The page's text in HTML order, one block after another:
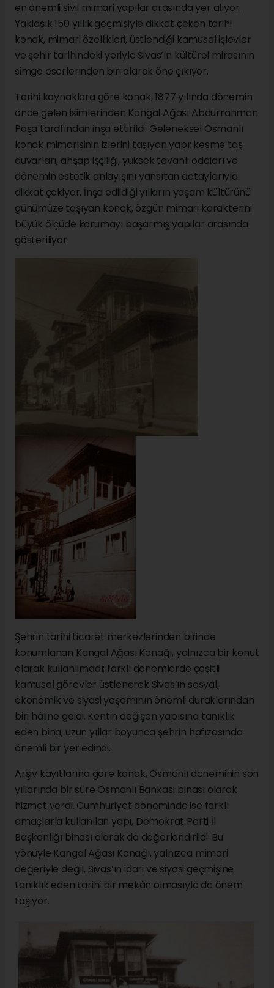
en önemli sivil mimari yapılar arasında yer alıyor.
Yaklaşık 150 yıllık geçmişiyle dikkat çeken tarihi
konak, mimari özellikleri, üstlendiği kamusal işlevler
ve şehir tarihindeki yeriyle Sivas’ın kültürel mirasının
simge eserlerinden biri olarak öne çıkıyor.
Tarihi kaynaklara göre konak, 1877 yılında dönemin
önde gelen isimlerinden Kangal Ağası Abdurrahman
Paşa tarafından inşa ettirildi. Geleneksel Osmanlı
konak mimarisinin izlerini taşıyan yapı; kesme taş
duvarları, ahşap işçiliği, yüksek tavanlı odaları ve
dönemin estetik anlayışını yansıtan detaylarıyla
dikkat çekiyor. İnşa edildiği yılların yaşam kültürünü
günümüze taşıyan konak, özgün mimari karakterini
büyük ölçüde korumayı başarmış yapılar arasında
gösteriliyor.
Şehrin tarihi ticaret merkezlerinden birinde
konumlanan Kangal Ağası Konağı, yalnızca bir konut
olarak kullanılmadı; farklı dönemlerde çeşitli
kamusal görevler üstlenerek Sivas’ın sosyal,
ekonomik ve siyasi yaşamının önemli duraklarından
biri hâline geldi. Kentin değişen yapısına tanıklık
eden bina, uzun yıllar boyunca şehrin hafızasında
önemli bir yer edindi.
Arşiv kayıtlarına göre konak, Osmanlı döneminin son
yıllarında bir süre Osmanlı Bankası binası olarak
hizmet verdi. Cumhuriyet döneminde ise farklı
amaçlarla kullanılan yapı, Demokrat Parti İl
Başkanlığı binası olarak da değerlendirildi. Bu
yönüyle Kangal Ağası Konağı, yalnızca mimari
değeriyle değil, Sivas’ın idari ve siyasi geçmişine
tanıklık eden tarihi bir mekân olmasıyla da önem
taşıyor.